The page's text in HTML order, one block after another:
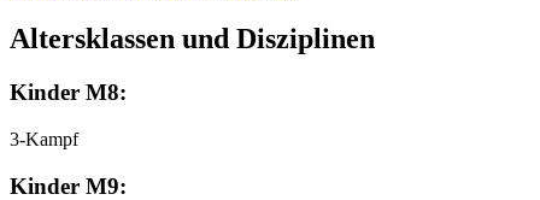
Altersklassen und Disziplinen
Kinder M8:
3-Kampf
Kinder M9: